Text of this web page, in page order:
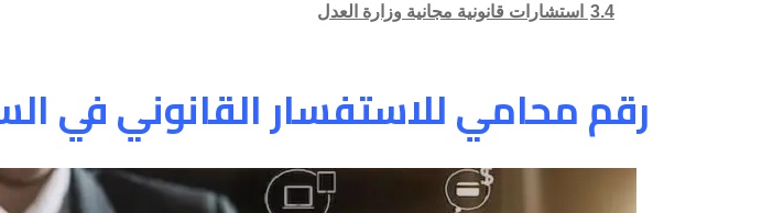
3.4 استشارات قانونية مجانية وزارة العدل
رقم محامي للاستفسار القانوني في